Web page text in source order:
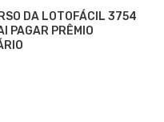
DA LOTOFÁCIL 3754
PAGAR PRÊMIO